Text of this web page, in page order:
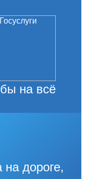
на всё
дороге,